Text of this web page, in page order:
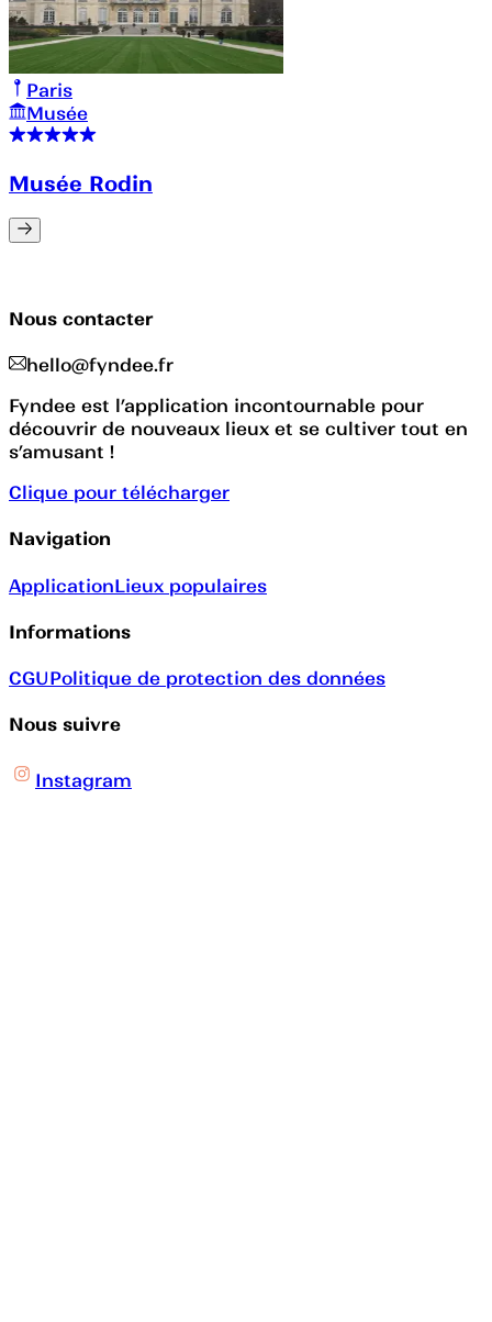
Paris
Musée
Musée Rodin
Nous contacter
hello@fyndee.fr
Fyndee est l’application incontournable pour
découvrir de nouveaux lieux et se cultiver tout en
s’amusant !
Clique pour télécharger
Navigation
ApplicationLieux populaires
Informations
CGUPolitique de protection des données
Nous suivre
Instagram